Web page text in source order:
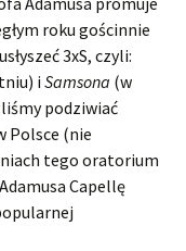
roku gościnnie
3xS, czyli:
i Samsona (w
podziwiać
Polsce (nie
tego oratorium
Capellę